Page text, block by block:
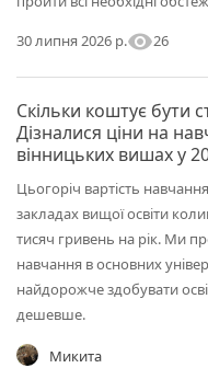
30 липня 2026 р.visibility26
Скільки коштує бути
Дізналися ціни на
вінницьких вишах у
Цьогоріч вартість
закладах вищої освіти
тисяч гривень на рік. Ми
навчання в основних
найдорожче здобувати
дешевше.
Микита